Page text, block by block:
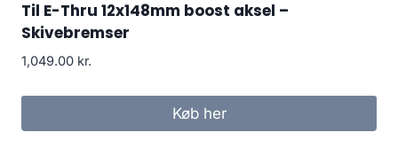
Til E-Thru 12x148mm boost aksel –
Skivebremser
1,049.00 kr.
Køb her